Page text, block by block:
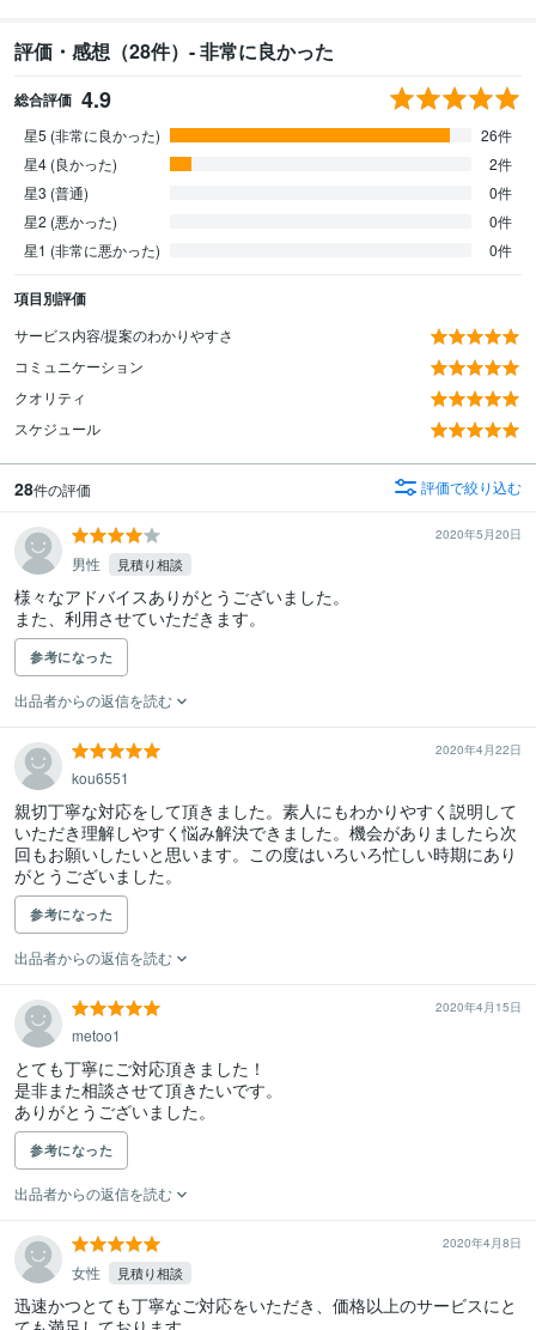
評価・感想（28件）- 非常に良かった
総合評価 4.9
星5 (非常に良かった)
26件
星4 (良かった)
2件
星3 (普通)
0件
星2 (悪かった)
0件
星1 (非常に悪かった)
0件
項目別評価
サービス内容/提案のわかりやすさ
コミュニケーション
クオリティ
スケジュール
28件の評価 評価で絞り込む
2020年5月20日
男性 見積り相談
様々なアドバイスありがとうございました。
参考になった
出品者からの返信を読む
2020年4月22日
kou6551
親切丁寧な対応をして頂きました。素人にもわかりやすく説明して
いただき理解しやすく悩み解決できました。機会がありましたら次
回もお願いしたいと思います。この度はいろいろ忙しい時期にあり
がとうございました。
参考になった
出品者からの返信を読む
2020年4月15日
metoo1
とても丁寧にご対応頂きました！
是非また相談させて頂きたいです。
ありがとうございました。
参考になった
出品者からの返信を読む
2020年4月8日
女性 見積り相談
迅速かつとても丁寧なご対応をいただき、価格以上のサービスにと